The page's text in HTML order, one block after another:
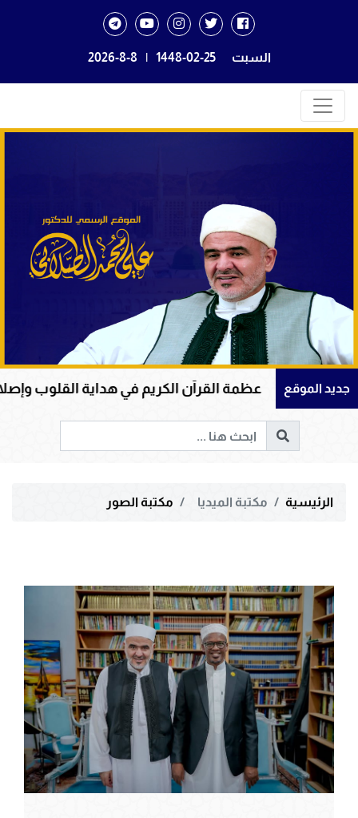
السبت 1448-02-25
|
2026-8-8
جديد الموقع
عظمة القرآن الكريم في هداية القلوب وإصلاح
الرئيسية مكتبة الميديا مكتبة الصور